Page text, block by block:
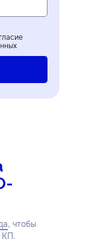
, чтобы
КП.